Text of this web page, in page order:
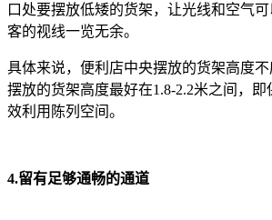
口处要摆放低矮的货架，让光线和空气
客的视线一览无余。
具体来说，便利店中央摆放的货架高度
摆放的货架高度最好在1.8-2.2米之间，
效利用陈列空间。
4.留有足够通畅的通道